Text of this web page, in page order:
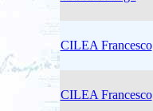
CILEA Francesco
CILEA Francesco